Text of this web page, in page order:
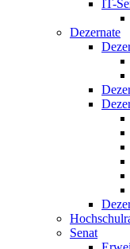
IT-
Dezernate
Senat